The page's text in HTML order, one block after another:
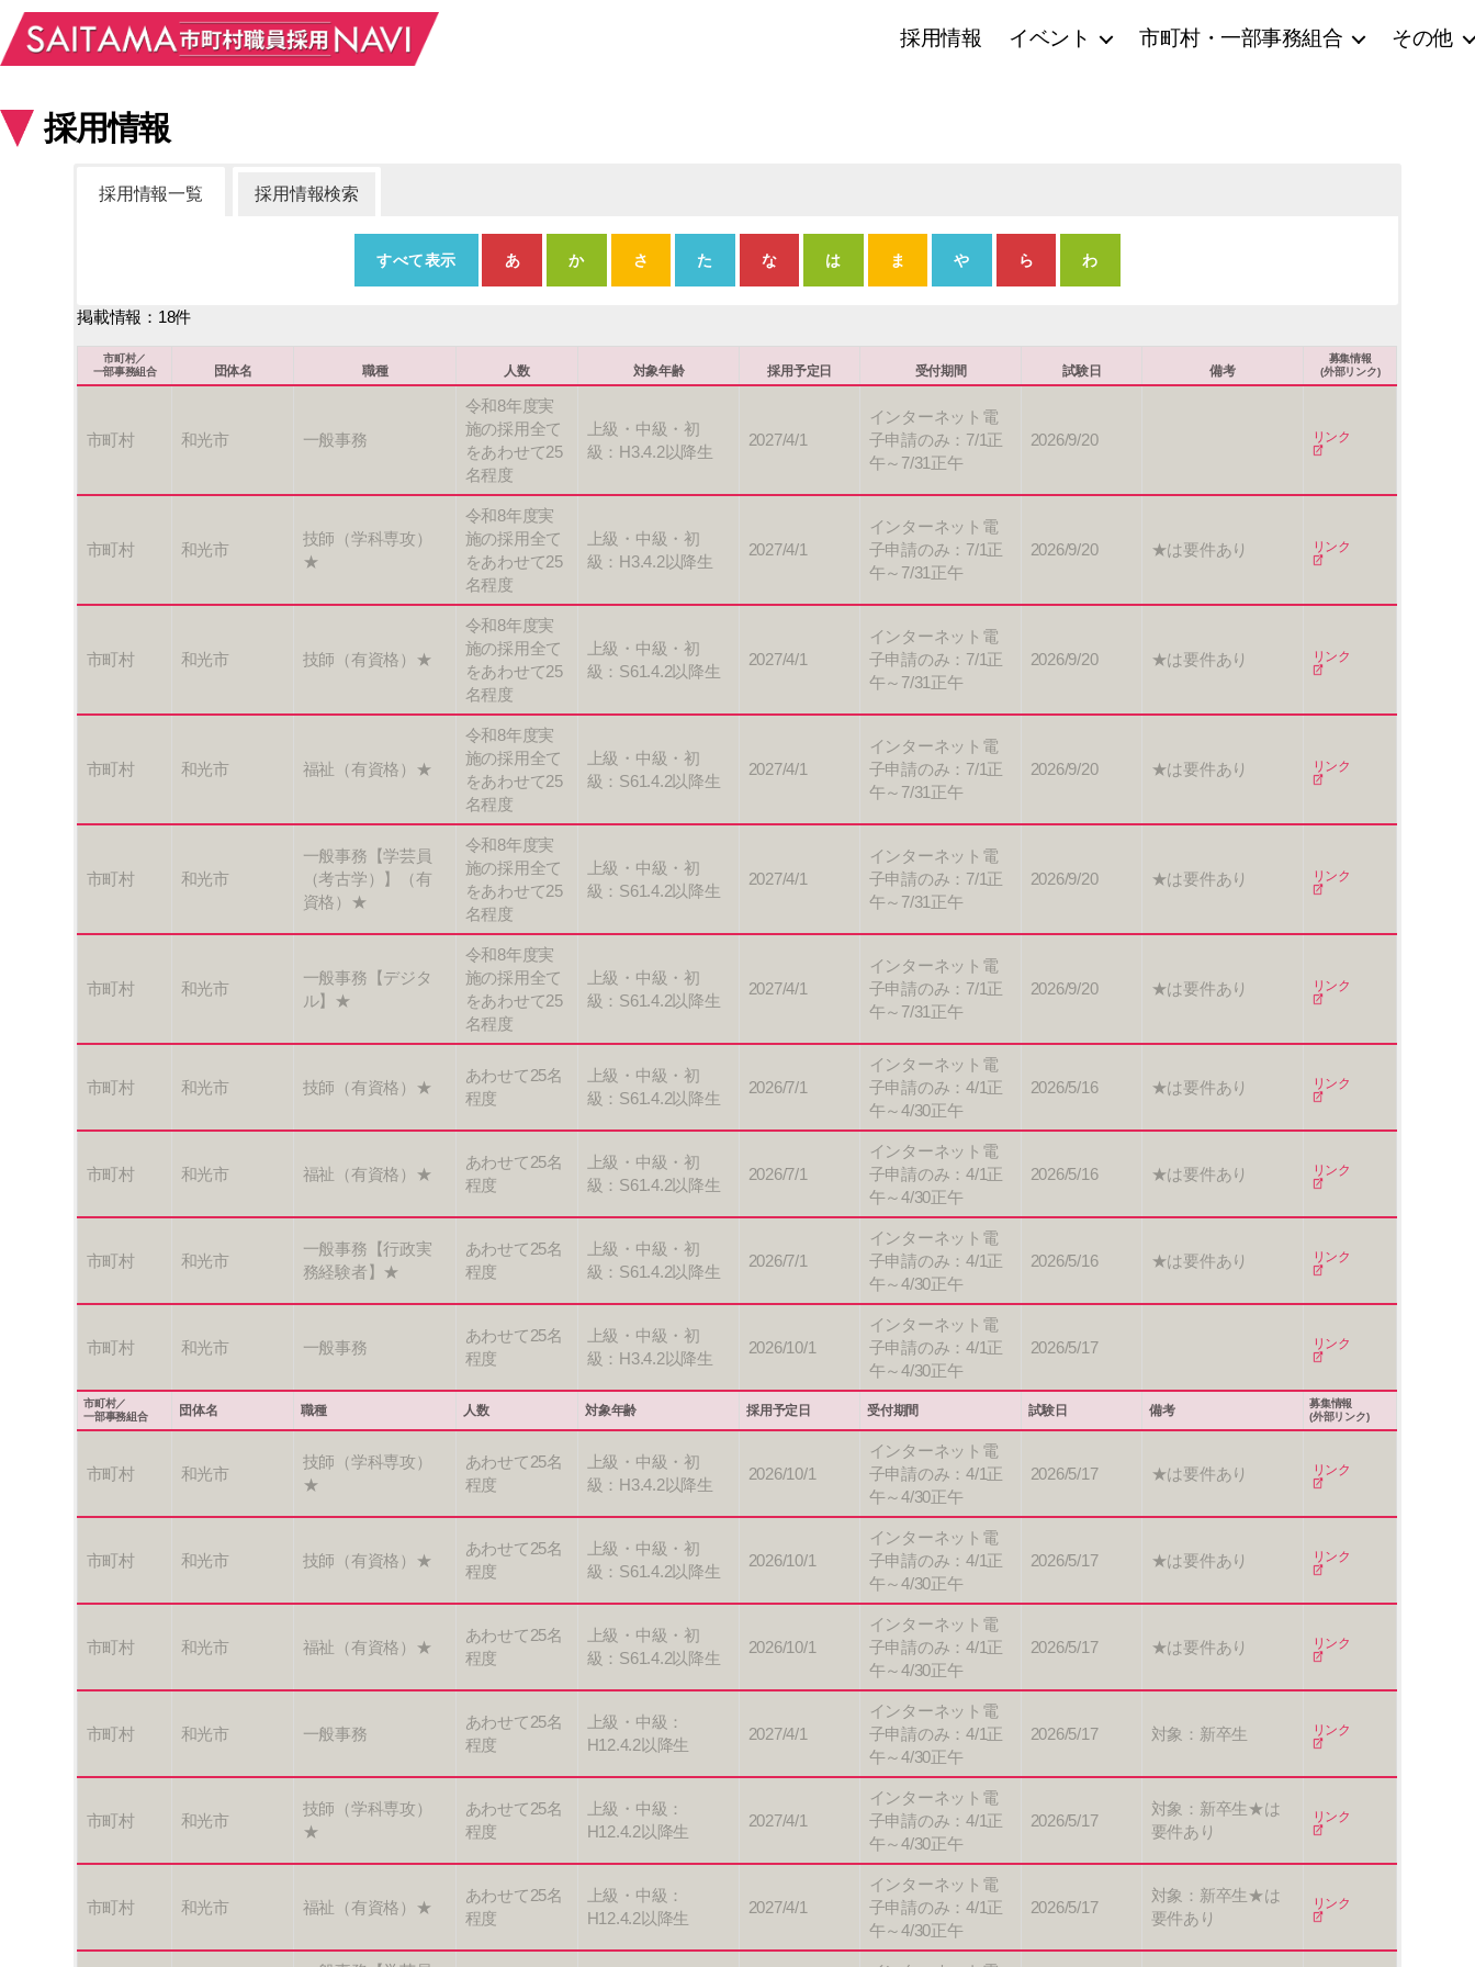
採用情報 イベント 市町村・一部事務組合 その他
採用情報
採用情報一覧 採用情報検索
すべて表示 あ か さ た な は ま や ら わ
市町村/一部事務組合
年
掲載情報：18件
市町村／
一部事務組合
団体名 職種 人数 対象年齢 採用予定日 受付期間 試験日 備考
募集情報
(外部リンク)
市町村 和光市 一般事務
令和8年度実
施の採用全て
をあわせて25
名程度
上級・中級・初
級：H3.4.2以降生
2027/4/1
インターネット電
子申請のみ：7/1正
午～7/31正午
2026/9/20 リンク
市町村 和光市
技師（学科専攻）
★
令和8年度実
施の採用全て
をあわせて25
名程度
上級・中級・初
級：H3.4.2以降生
2027/4/1
インターネット電
子申請のみ：7/1正
午～7/31正午
2026/9/20 ★は要件あり リンク
市町村 和光市 技師（有資格）★
令和8年度実
施の採用全て
をあわせて25
名程度
上級・中級・初
級：S61.4.2以降生
2027/4/1
インターネット電
子申請のみ：7/1正
午～7/31正午
2026/9/20 ★は要件あり リンク
市町村 和光市 福祉（有資格）★
令和8年度実
施の採用全て
をあわせて25
名程度
上級・中級・初
級：S61.4.2以降生
2027/4/1
インターネット電
子申請のみ：7/1正
午～7/31正午
2026/9/20 ★は要件あり リンク
市町村 和光市
一般事務【学芸員
（考古学）】（有
資格）★
令和8年度実
施の採用全て
をあわせて25
名程度
上級・中級・初
級：S61.4.2以降生
2027/4/1
インターネット電
子申請のみ：7/1正
午～7/31正午
2026/9/20 ★は要件あり リンク
市町村 和光市
一般事務【デジタ
ル】★
令和8年度実
施の採用全て
をあわせて25
名程度
上級・中級・初
級：S61.4.2以降生
2027/4/1
インターネット電
子申請のみ：7/1正
午～7/31正午
2026/9/20 ★は要件あり リンク
市町村 和光市 技師（有資格）★
あわせて25名
程度
上級・中級・初
級：S61.4.2以降生
2026/7/1
インターネット電
子申請のみ：4/1正
午～4/30正午
2026/5/16 ★は要件あり リンク
市町村 和光市 福祉（有資格）★
あわせて25名
程度
上級・中級・初
級：S61.4.2以降生
2026/7/1
インターネット電
子申請のみ：4/1正
午～4/30正午
2026/5/16 ★は要件あり リンク
市町村 和光市
一般事務【行政実
務経験者】★
あわせて25名
程度
上級・中級・初
級：S61.4.2以降生
2026/7/1
インターネット電
子申請のみ：4/1正
午～4/30正午
2026/5/16 ★は要件あり リンク
市町村 和光市 一般事務
あわせて25名
程度
上級・中級・初
級：H3.4.2以降生
2026/10/1
インターネット電
子申請のみ：4/1正
午～4/30正午
2026/5/17 リンク
市町村／
一部事務組合
団体名 職種 人数 対象年齢 採用予定日 受付期間 試験日 備考
募集情報
(外部リンク)
市町村 和光市
技師（学科専攻）
★
あわせて25名
程度
上級・中級・初
級：H3.4.2以降生
2026/10/1
インターネット電
子申請のみ：4/1正
午～4/30正午
2026/5/17 ★は要件あり リンク
市町村 和光市 技師（有資格）★
あわせて25名
程度
上級・中級・初
級：S61.4.2以降生
2026/10/1
インターネット電
子申請のみ：4/1正
午～4/30正午
2026/5/17 ★は要件あり リンク
市町村 和光市 福祉（有資格）★
あわせて25名
程度
上級・中級・初
級：S61.4.2以降生
2026/10/1
インターネット電
子申請のみ：4/1正
午～4/30正午
2026/5/17 ★は要件あり リンク
市町村 和光市 一般事務
あわせて25名
程度
上級・中級：
H12.4.2以降生
2027/4/1
インターネット電
子申請のみ：4/1正
午～4/30正午
2026/5/17 対象：新卒生 リンク
市町村 和光市
技師（学科専攻）
★
あわせて25名
程度
上級・中級：
H12.4.2以降生
2027/4/1
インターネット電
子申請のみ：4/1正
午～4/30正午
2026/5/17
対象：新卒生★は
要件あり
リンク
市町村 和光市 福祉（有資格）★
あわせて25名
程度
上級・中級：
H12.4.2以降生
2027/4/1
インターネット電
子申請のみ：4/1正
午～4/30正午
2026/5/17
対象：新卒生★は
要件あり
リンク